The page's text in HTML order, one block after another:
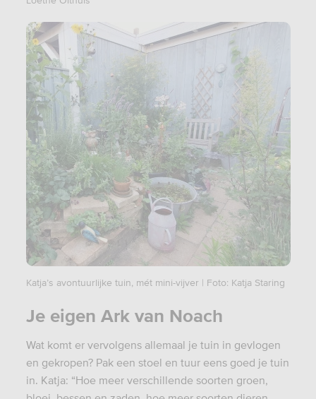
Katja’s avontuurlijke tuin, mét mini-vijver | Foto: Katja Staring
Je eigen Ark van Noach
Wat komt er vervolgens allemaal je tuin in gevlogen
en gekropen? Pak een stoel en tuur eens goed je tuin
in. Katja: “Hoe meer verschillende soorten groen,